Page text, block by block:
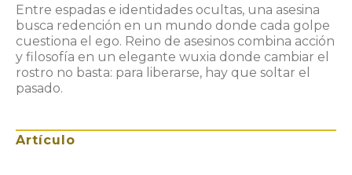
Entre espadas e identidades ocultas, una asesina
busca redención en un mundo donde cada golpe
cuestiona el ego. Reino de asesinos combina acción
y filosofía en un elegante wuxia donde cambiar el
rostro no basta: para liberarse, hay que soltar el
pasado.
Artículo